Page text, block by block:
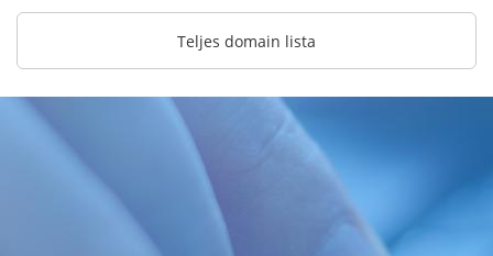
Teljes domain lista